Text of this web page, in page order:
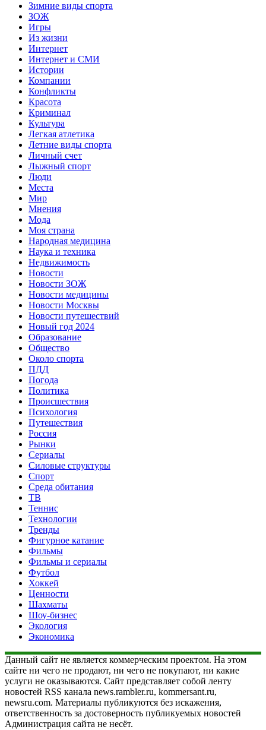
Зимние виды спорта
ЗОЖ
Игры
Из жизни
Интернет
Интернет и СМИ
Истории
Компании
Конфликты
Красота
Криминал
Культура
Легкая атлетика
Летние виды спорта
Личный счет
Лыжный спорт
Люди
Места
Мир
Мнения
Мода
Моя страна
Народная медицина
Наука и техника
Недвижимость
Новости
Новости ЗОЖ
Новости медицины
Новости Москвы
Новости путешествий
Новый год 2024
Образование
Общество
Около спорта
ПДД
Погода
Политика
Происшествия
Психология
Путешествия
Россия
Рынки
Сериалы
Силовые структуры
Спорт
Среда обитания
ТВ
Теннис
Технологии
Тренды
Фигурное катание
Фильмы
Фильмы и сериалы
Футбол
Хоккей
Ценности
Шахматы
Шоу-бизнес
Экология
Экономика
Данный сайт не является коммерческим проектом. На этом
сайте ни чего не продают, ни чего не покупают, ни какие
услуги не оказываются. Сайт представляет собой ленту
новостей RSS канала news.rambler.ru, kommersant.ru,
newsru.com. Материалы публикуются без искажения,
ответственность за достоверность публикуемых новостей
Администрация сайта не несёт.